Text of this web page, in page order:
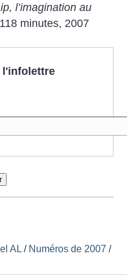
l’imagination au
minutes, 2007
l'infolettre
AL / Numéros de 2007 /